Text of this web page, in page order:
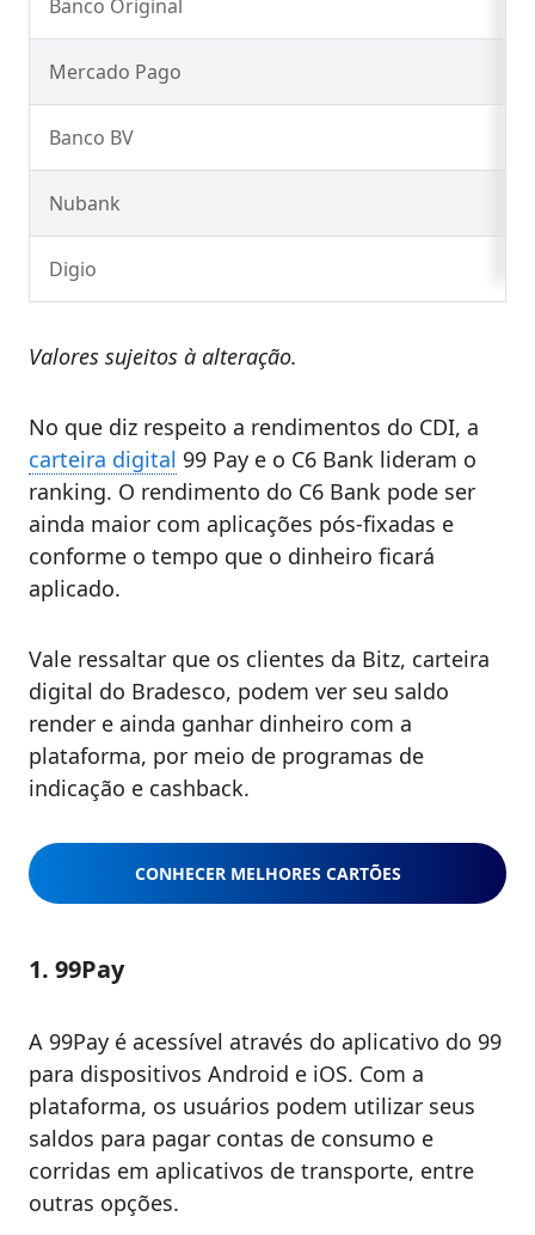
Banco Original
Mercado Pago
Banco BV
Nubank
Digio
Valores sujeitos à alteração.
No que diz respeito a rendimentos do CDI, a
carteira digital 99 Pay e o C6 Bank lideram o
ranking. O rendimento do C6 Bank pode ser
ainda maior com aplicações pós-fixadas e
conforme o tempo que o dinheiro ficará
aplicado.
Vale ressaltar que os clientes da Bitz, carteira
digital do Bradesco, podem ver seu saldo
render e ainda ganhar dinheiro com a
plataforma, por meio de programas de
indicação e cashback.
CONHECER MELHORES CARTÕES
1. 99Pay
A 99Pay é acessível através do aplicativo do 99
para dispositivos Android e iOS. Com a
plataforma, os usuários podem utilizar seus
saldos para pagar contas de consumo e
corridas em aplicativos de transporte, entre
outras opções.